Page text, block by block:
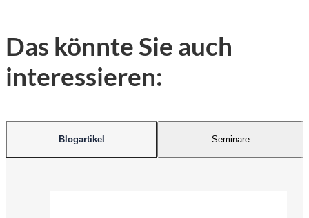
Das könnte Sie auch
interessieren:
Blogartikel Seminare